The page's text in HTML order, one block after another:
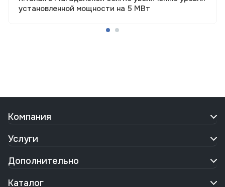
установленной мощности на 5 МВт
Компания
Услуги
Дополнительно
Каталог